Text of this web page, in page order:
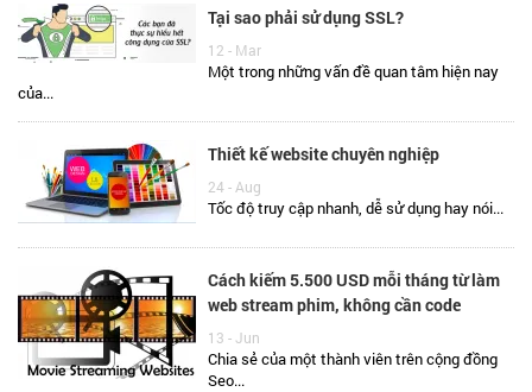
Tại sao phải sử dụng SSL?
12 - Mar
Một trong những vấn đề quan tâm hiện nay
của...
Thiết kế website chuyên nghiệp
24 - Aug
Tốc độ truy cập nhanh, dễ sử dụng hay nói...
Cách kiếm 5.500 USD mỗi tháng từ làm
web stream phim, không cần code
13 - Jun
Chia sẻ của một thành viên trên cộng đồng
Seo...